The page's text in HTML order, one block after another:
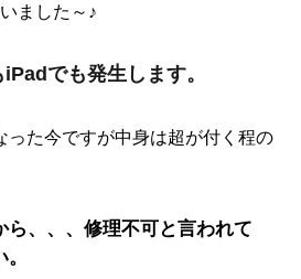
ました～♪
でも発生します。
った今ですが中身は超が付く程の
ら、、、修理不可と言われて